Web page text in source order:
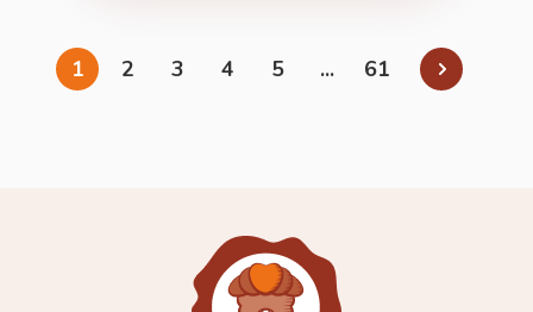
1 2 3 4 5 ... 61